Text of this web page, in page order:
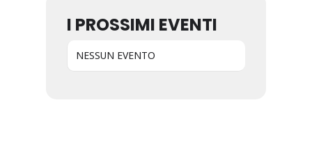
I PROSSIMI EVENTI
NESSUN EVENTO